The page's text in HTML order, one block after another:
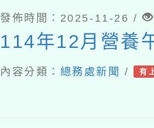
發佈時間：2025-11-26 /
114年12月營養
內容分類： 總務處新聞 / 有